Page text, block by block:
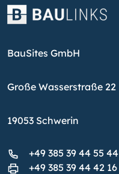
BauSites GmbH
Große Wasserstraße 22
19053 Schwerin
+49 385 39 44 55 44
+49 385 39 44 42 16